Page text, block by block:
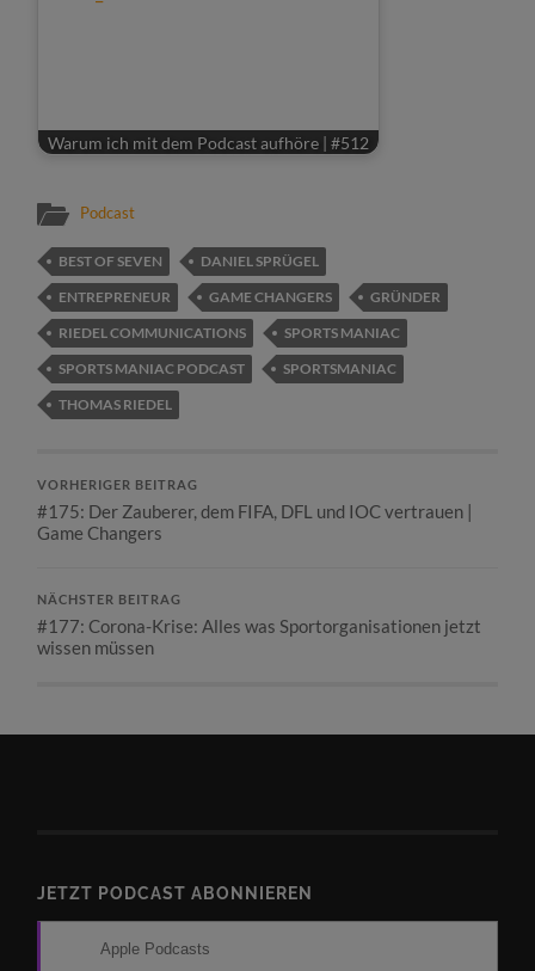
Warum ich mit dem Podcast aufhöre | #512
Podcast
BEST OF SEVEN
DANIEL SPRÜGEL
ENTREPRENEUR
GAME CHANGERS
GRÜNDER
RIEDEL COMMUNICATIONS
SPORTS MANIAC
SPORTS MANIAC PODCAST
SPORTSMANIAC
THOMAS RIEDEL
VORHERIGER BEITRAG
#175: Der Zauberer, dem FIFA, DFL und IOC vertrauen |
Game Changers
NÄCHSTER BEITRAG
#177: Corona-Krise: Alles was Sportorganisationen jetzt
wissen müssen
JETZT PODCAST ABONNIEREN
Apple Podcasts